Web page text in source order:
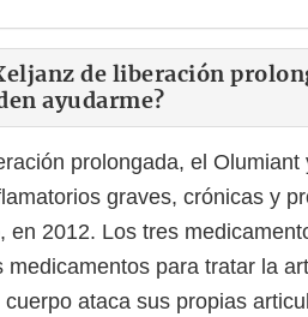
de liberación
ayudarme?
prolongada, el
graves, crónicas y
en 2012. Los tres
para tratar la
ataca sus propias